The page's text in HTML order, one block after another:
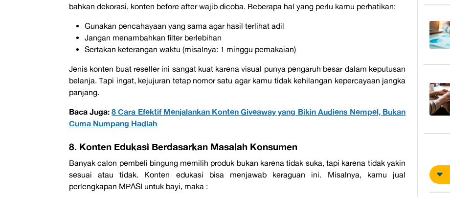
bahkan dekorasi, konten before afterwajib dicoba. Beberapa hal yang perlu kamu perhatikan:
Gunakan pencahayaan yang sama agar hasil terlihat adil
Jangan menambahkan filter berlebihan
Sertakan keterangan waktu (misalnya: 1 minggu pemakaian)
Jenis konten buat reseller ini sangat kuat karena visual punya pengaruh besar dalam keputusan
belanja. Tapi ingat, kejujuran tetap nomor satu agar kamu tidak kehilangan kepercayaan jangka
panjang.
Baca Juga:8 Cara Efektif Menjalankan Konten Giveaway yang Bikin Audiens Nempel, Bukan
Cuma Numpang Hadiah
8. Konten Edukasi Berdasarkan Masalah Konsumen
Banyak calon pembeli bingung memilih produk bukan karena tidak suka, tapi karena tidak yakin
sesuai atau tidak. Konten edukasi bisa menjawab keraguan ini. Misalnya, kamu jual
perlengkapan MPASI untuk bayi, maka :